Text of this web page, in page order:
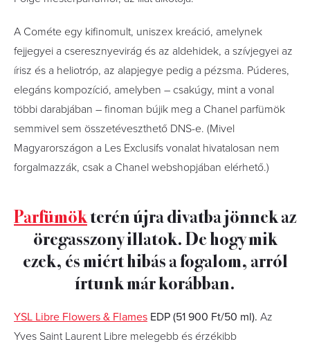
A Cométe egy kifinomult, uniszex kreáció, amelynek
fejjegyei a cseresznyevirág és az aldehidek, a szívjegyei az
írisz és a heliotróp, az alapjegye pedig a pézsma. Púderes,
elegáns kompozíció, amelyben – csakúgy, mint a vonal
többi darabjában – finoman bújik meg a Chanel parfümök
semmivel sem összetéveszthető DNS-e. (Mivel
Magyarországon a Les Exclusifs vonalat hivatalosan nem
forgalmazzák, csak a Chanel webshopjában elérhető.)
Parfümökterén újra divatba jönnek az
öregasszony illatok. De hogy mik
ezek, és miért hibás a fogalom, arról
írtunk már korábban.
YSL Libre Flowers & Flames EDP (51 900 Ft/50 ml). Az
Yves Saint Laurent Libre melegebb és érzékibb